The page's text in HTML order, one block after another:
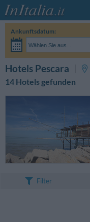
Ankunftsdatum:
Wählen Sie aus...
Hotels Pescara
14 Hotels gefunden
Filter